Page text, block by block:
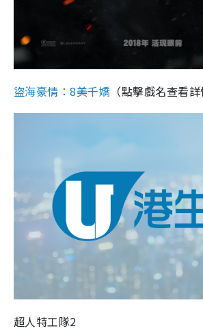
盜海豪情：8美千嬌 （點擊戲名查看詳
超人特工隊2